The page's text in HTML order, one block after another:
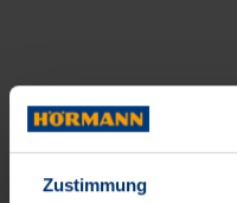
Zustimmung